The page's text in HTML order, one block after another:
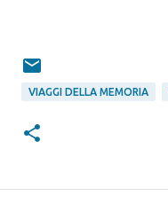
VIAGGI DELLA MEMORIA